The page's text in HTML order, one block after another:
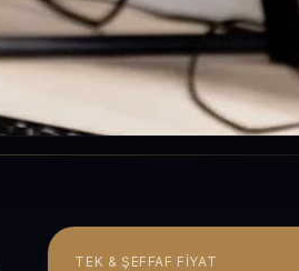
TEK & ŞEFFAF FIYAT